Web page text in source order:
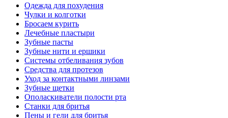
Одежда для похудения
Чулки и колготки
Бросаем курить
Лечебные пластыри
Зубные пасты
Зубные нити и ершики
Системы отбеливания зубов
Средства для протезов
Уход за контактными линзами
Зубные щетки
Ополаскиватели полости рта
Станки для бритья
Пены и гели для бритья